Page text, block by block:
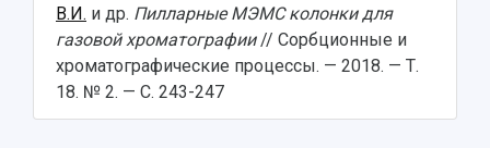
В.И. и др. Пилларные МЭМС колонки для
газовой хроматографии// Сорбционные и
хроматографические процессы. — 2018. — Т.
18. № 2. — С. 243-247